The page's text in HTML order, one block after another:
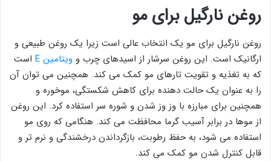
روغن نارگیل برای مو
روغن نارگیل برای مو یک انتخاب عالی است زیرا یک روغن طبیعی و
ارگانیک است. این روغن سرشار از اسیدهای چرب و ویتامین E
است
که به تغذیه و تقویت تارهای مو کمک می کند. همچنین می توان آن
را به عنوان یک حالت دهنده برای کاهش شکستگی، موخوره و
همچنین برای مبارزه با وز وز شدن و شوره سر استفاده کرد. این روغن
از موها در برابر آسیب گرما محافظت می کند. هنگامی که روی مو
استفاده می شود، به حفظ رطوبت، بازگرداندن درخشندگی و نرم تر و
قابل کنترل شدن مو کمک می کند.